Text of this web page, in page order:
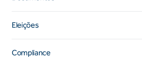
Eleições
Compliance